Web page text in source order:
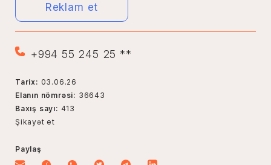
Reklam et
+994 55 245 25 **
Tarix: 03.06.26
Elanın nömrəsi: 36643
Baxış sayı: 413
Şikayət et
Paylaş